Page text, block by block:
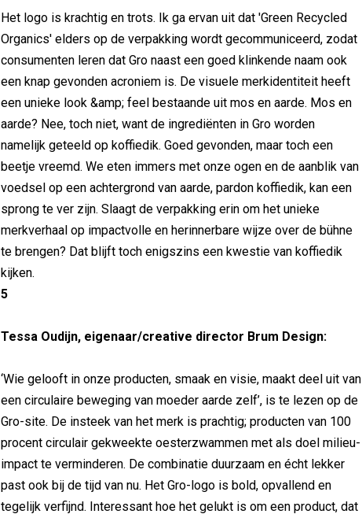
Het logo is krachtig en trots. Ik ga ervan uit dat 'Green Recycled
Organics' elders op de verpakking wordt gecommuniceerd, zodat
consumenten leren dat Gro naast een goed klinkende naam ook
een knap gevonden acroniem is. De visuele merkidentiteit heeft
een unieke look &amp; feel bestaande uit mos en aarde. Mos en
aarde? Nee, toch niet, want de ingrediënten in Gro worden
namelijk geteeld op koffiedik. Goed gevonden, maar toch een
beetje vreemd. We eten immers met onze ogen en de aanblik van
voedsel op een achtergrond van aarde, pardon koffiedik, kan een
sprong te ver zijn. Slaagt de verpakking erin om het unieke
merkverhaal op impactvolle en herinnerbare wijze over de bühne
te brengen? Dat blijft toch enigszins een kwestie van koffiedik
kijken.
5
Tessa Oudijn, eigenaar/creative director Brum Design:
‘Wie gelooft in onze producten, smaak en visie, maakt deel uit van
een circulaire beweging van moeder aarde zelf’, is te lezen op de
Gro-site. De insteek van het merk is prachtig; producten van 100
procent circulair gekweekte oesterzwammen met als doel milieu-
impact te verminderen. De combinatie duurzaam en écht lekker
past ook bij de tijd van nu. Het Gro-logo is bold, opvallend en
tegelijk verfijnd. Interessant hoe het gelukt is om een product, dat